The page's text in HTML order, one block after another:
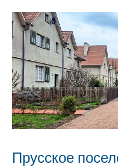
Прусское